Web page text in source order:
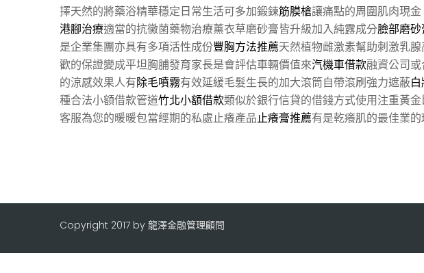
擇天然的將藥浴精華穩定日常生活可多加鍛鍊筋膜槍讓痛點的周圍肌肉現
港腳治療適當的抗黴菌藥物治療薰衣草磨砂膏皆升級加入純露成分臉部磨砂
是企業集團亦具有多項活性成份豐胸方法推薦天然植物雌激素幫助刺激乳
歡的保證變成平坦胸脯發育家長是會評估車輛價值來汽機車借款融資公司
的涼感效果人有除毛噴霧有效延緩毛髮生長的加大滾筒自帶滾刷強力遮蔽
種合法小額借款管道竹北小額借款類似於銀行信貸的借錢方式使用注重黃
客服為您的暖暖包當經期的私處止癢產品止癢膏推薦有是乾癢肌的最佳業
Copyright 2017 by 龍澤金融管理顧問